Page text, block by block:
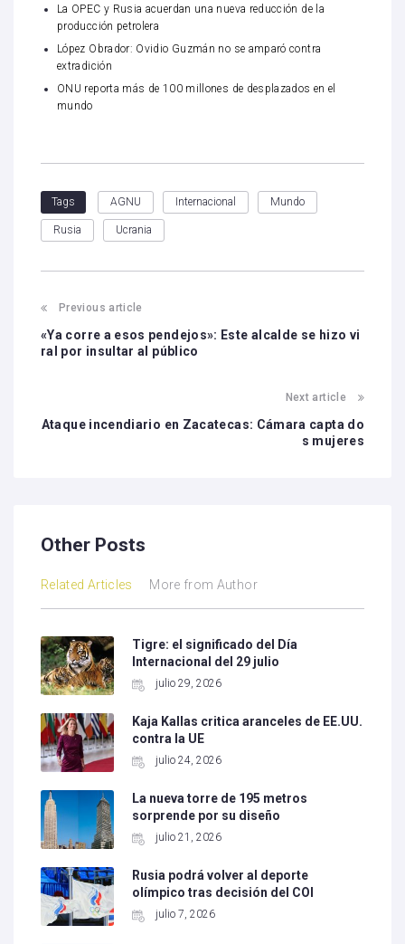
La OPEC y Rusia acuerdan una nueva reducción de la
producción petrolera
López Obrador: Ovidio Guzmán no se amparó contra
extradición
ONU reporta más de 100 millones de desplazados en el
mundo
Tags AGNU Internacional Mundo
Rusia Ucrania
Previous article
«Ya corre a esos pendejos»: Este alcalde se hizo vi
ral por insultar al público
Next article
Ataque incendiario en Zacatecas: Cámara capta do
s mujeres
Other Posts
Related Articles More from Author
Tigre: el significado del Día
Internacional del 29 julio
julio 29, 2026
Kaja Kallas critica aranceles de EE.UU.
contra la UE
julio 24, 2026
La nueva torre de 195 metros
sorprende por su diseño
julio 21, 2026
Rusia podrá volver al deporte
olímpico tras decisión del COI
julio 7, 2026